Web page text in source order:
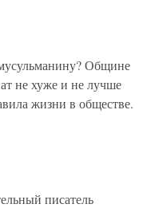
Общине
не хуже и не лучше
жизни в обществе.
писатель